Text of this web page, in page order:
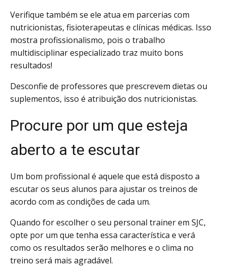
Verifique também se ele atua em parcerias com
nutricionistas, fisioterapeutas e clínicas médicas. Isso
mostra profissionalismo, pois o trabalho
multidisciplinar especializado traz muito bons
resultados!
Desconfie de professores que prescrevem dietas ou
suplementos, isso é atribuição dos nutricionistas.
Procure por um que esteja
aberto a te escutar
Um bom profissional é aquele que está disposto a
escutar os seus alunos para ajustar os treinos de
acordo com as condições de cada um.
Quando for escolher o seu personal trainer em SJC,
opte por um que tenha essa característica e verá
como os resultados serão melhores e o clima no
treino será mais agradável.